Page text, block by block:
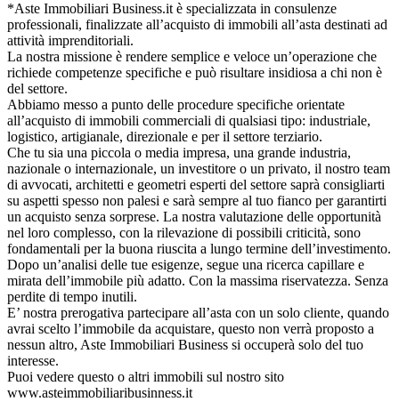
*Aste Immobiliari Business.it è specializzata in consulenze
professionali, finalizzate all’acquisto di immobili all’asta destinati ad
attività imprenditoriali.
La nostra missione è rendere semplice e veloce un’operazione che
richiede competenze specifiche e può risultare insidiosa a chi non è
del settore.
Abbiamo messo a punto delle procedure specifiche orientate
all’acquisto di immobili commerciali di qualsiasi tipo: industriale,
logistico, artigianale, direzionale e per il settore terziario.
Che tu sia una piccola o media impresa, una grande industria,
nazionale o internazionale, un investitore o un privato, il nostro team
di avvocati, architetti e geometri esperti del settore saprà consigliarti
su aspetti spesso non palesi e sarà sempre al tuo fianco per garantirti
un acquisto senza sorprese. La nostra valutazione delle opportunità
nel loro complesso, con la rilevazione di possibili criticità, sono
fondamentali per la buona riuscita a lungo termine dell’investimento.
Dopo un’analisi delle tue esigenze, segue una ricerca capillare e
mirata dell’immobile più adatto. Con la massima riservatezza. Senza
perdite di tempo inutili.
E’ nostra prerogativa partecipare all’asta con un solo cliente, quando
avrai scelto l’immobile da acquistare, questo non verrà proposto a
nessun altro, Aste Immobiliari Business si occuperà solo del tuo
interesse.
Puoi vedere questo o altri immobili sul nostro sito
www.asteimmobiliaribusinness.it